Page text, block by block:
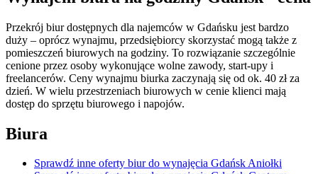
Przekrój biur dostępnych dla najemców w Gdańsku jest bardzo
duży – oprócz wynajmu, przedsiębiorcy skorzystać mogą także z
pomieszczeń biurowych na godziny. To rozwiązanie szczególnie
cenione przez osoby wykonujące wolne zawody, start-upy i
freelancerów. Ceny wynajmu biurka zaczynają się od ok. 40 zł za
dzień. W wielu przestrzeniach biurowych w cenie klienci mają
dostęp do sprzętu biurowego i napojów.
Biura
Sprawdź inne oferty biur do wynajęcia Gdańsk Aniołki